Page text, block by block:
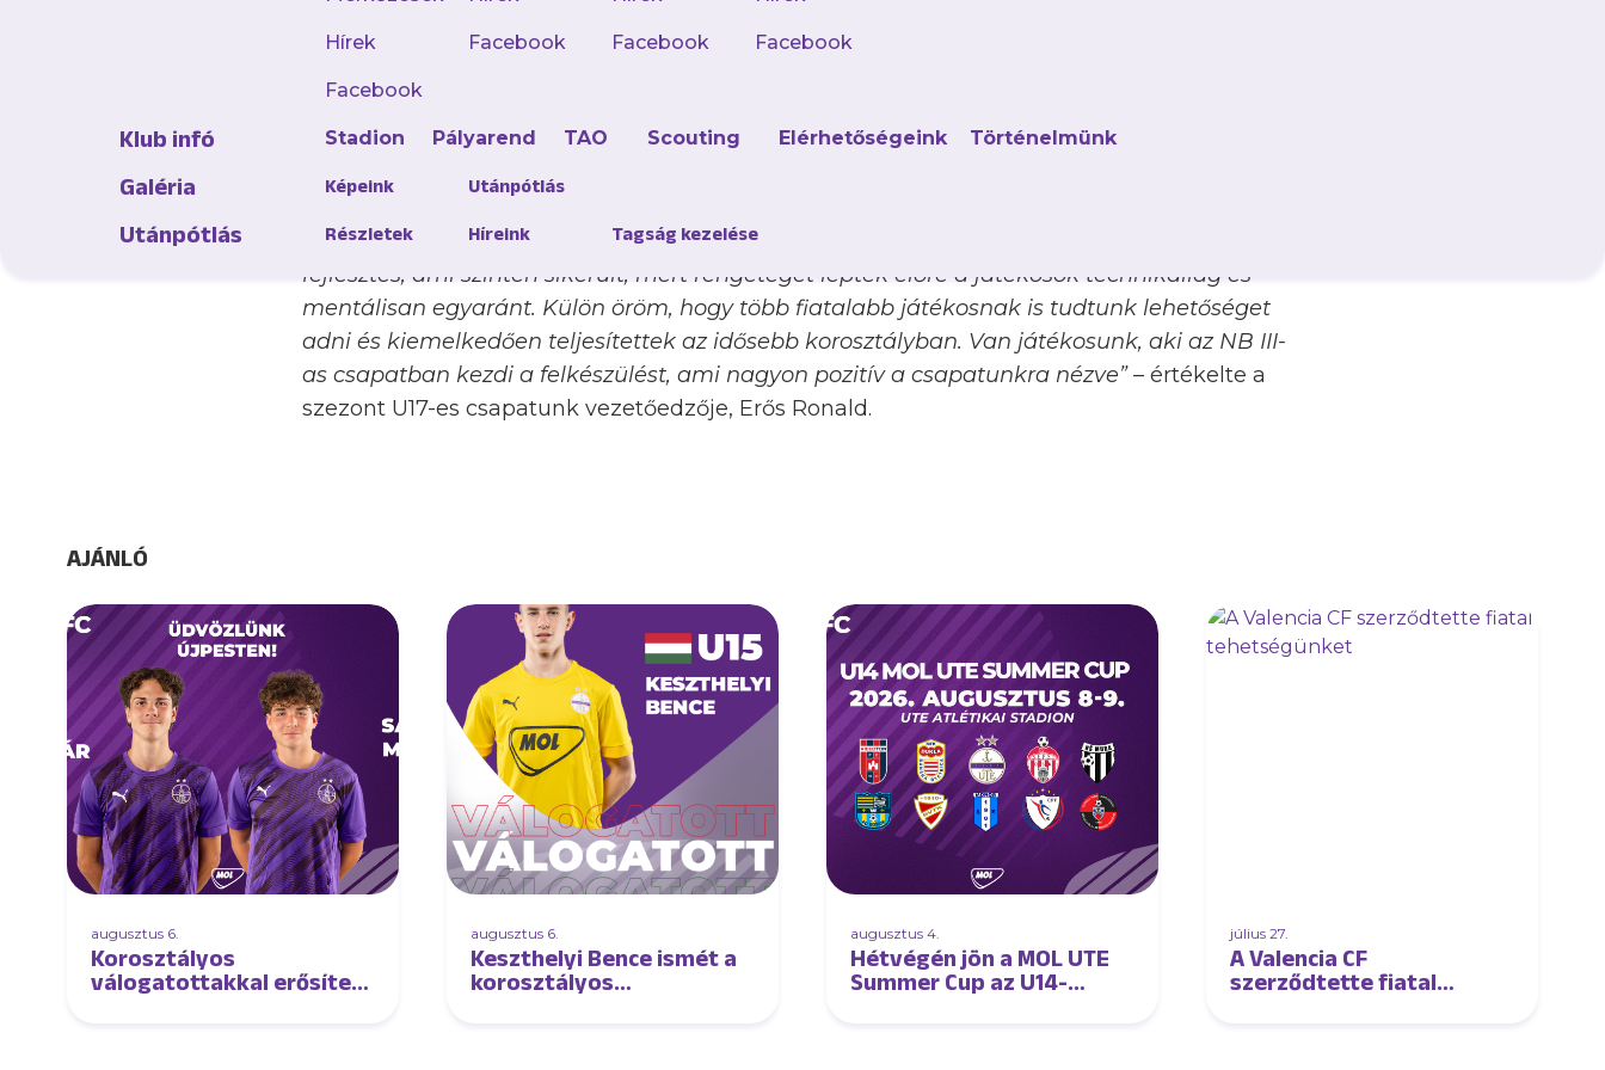
Hírek
Facebook
Facebook Facebook Facebook
Klub infó Stadion Pályarend TAO Scouting Elérhetőségeink Történelmünk
Galéria Képeink Utánpótlás
Utánpótlás Részletek Híreink Tagság kezelése
tudtuk szárnyalni, hiszen Révai Balázs személyében bemutatkozott játékosunk az NB III-as
csapatunkban. Szinte egész szezonban jól működött az idősebb korosztállyal való
az U19-es edzéseken, és nagyon jól helyt álltak ott. Fontos szempont volt az egyéni
fejlesztés, ami szintén sikerült, mert rengeteget léptek előre a játékosok technikailag és
mentálisan egyaránt. Külön öröm, hogy több fiatalabb játékosnak is tudtunk lehetőséget
adni és kiemelkedően teljesítettek az idősebb korosztályban. Van játékosunk, aki az NB III-
as csapatban kezdi a felkészülést, ami nagyon pozitív a csapatunkra nézve”– értékelte a
szezont U17-es csapatunk vezetőedzője, Erős Ronald.
AJÁNLÓ
augusztus 6.
Korosztályos
válogatottakkal erősített
augusztus 6.
Keszthelyi Bence ismét a
korosztályos
augusztus 4.
Hétvégén jön a MOL UTE
Summer Cup az U14-
július 27.
A Valencia CF
szerződtette fiatal